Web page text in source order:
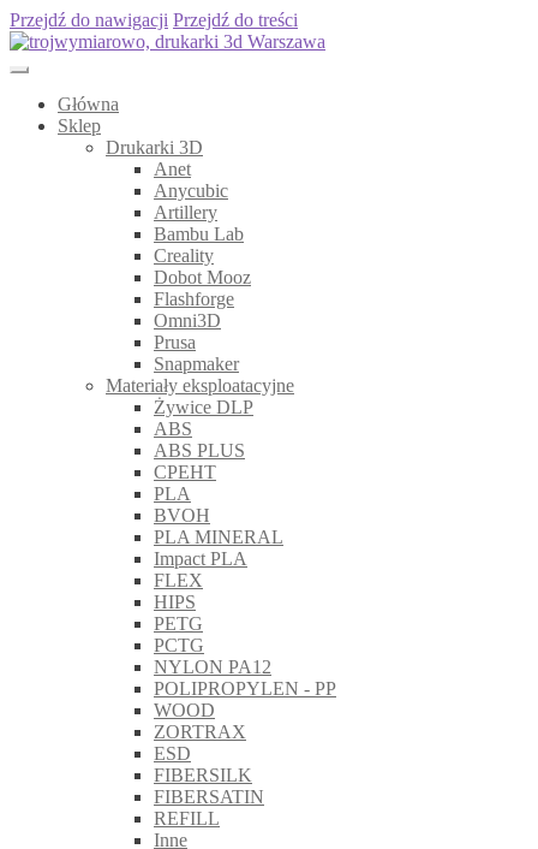
Przejdź do nawigacji Przejdź do treści
Główna
Sklep
Drukarki 3D
Anet
Anycubic
Artillery
Bambu Lab
Creality
Dobot Mooz
Flashforge
Omni3D
Prusa
Snapmaker
Materiały eksploatacyjne
Żywice DLP
ABS
ABS PLUS
CPEHT
PLA
BVOH
PLA MINERAL
Impact PLA
FLEX
HIPS
PETG
PCTG
NYLON PA12
POLIPROPYLEN - PP
WOOD
ZORTRAX
ESD
FIBERSILK
FIBERSATIN
REFILL
Inne